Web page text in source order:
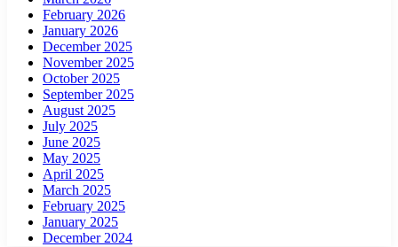
February 2026
January 2026
December 2025
November 2025
October 2025
September 2025
August 2025
July 2025
June 2025
May 2025
April 2025
March 2025
February 2025
January 2025
December 2024